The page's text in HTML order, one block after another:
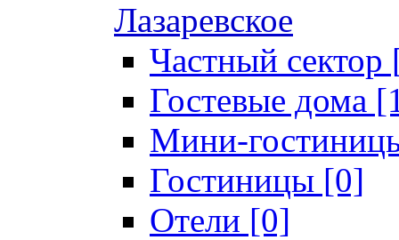
Лазаревское
Частный сектор
Гостевые дома
Мини-
Гостиницы [0]
Отели [0]